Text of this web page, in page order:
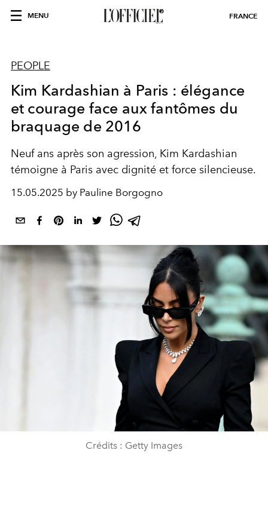
MENU FRANCE
PEOPLE
Kim Kardashian à Paris : élégance
et courage face aux fantômes du
braquage de 2016
Neuf ans après son agression, Kim Kardashian
témoigne à Paris avec dignité et force silencieuse.
15.05.2025 by Pauline Borgogno
Crédits : Getty Images